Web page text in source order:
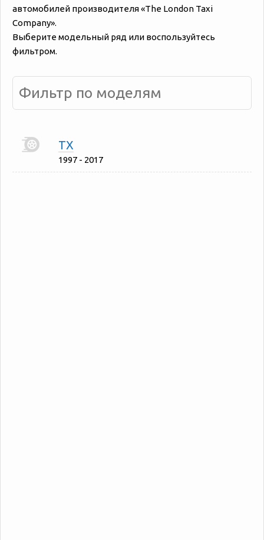
автомобилей производителя «‎‎The London Taxi
Company».
Выберите модельный ряд или воспользуйтесь
фильтром.
TX
1997 - 2017